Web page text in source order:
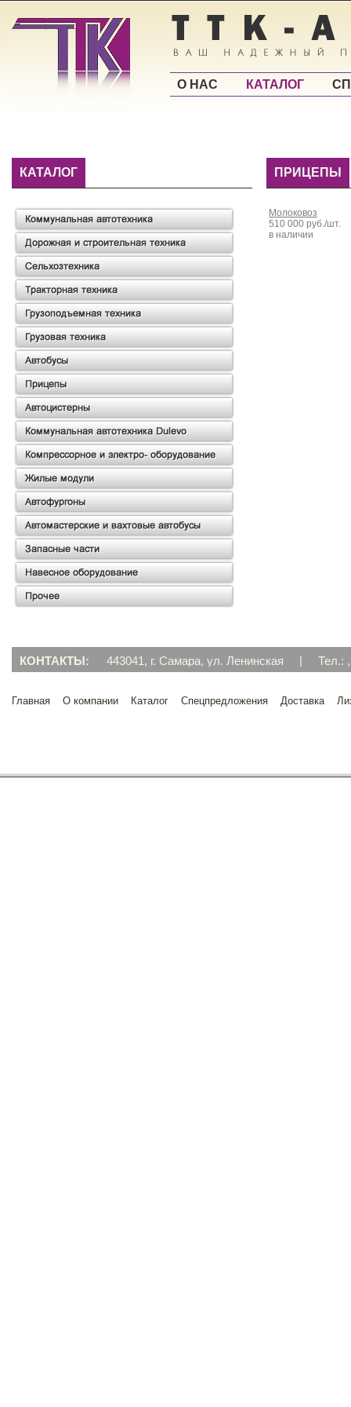
О НАС КАТАЛОГ
КАТАЛОГ ПРИЦЕПЫ
Молоковоз
510 000 руб./шт.
в наличии
КОНТАКТЫ: 443041, г. Самара, ул. Ленинская | Тел.:
Главная О компании Каталог Спецпредложения Доставка